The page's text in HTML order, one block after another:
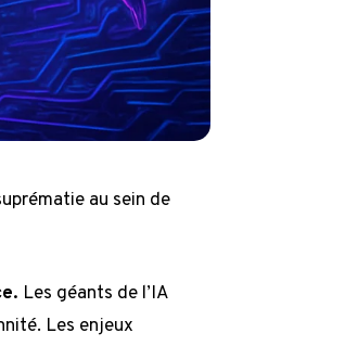
au sein de
Les géants de l’IA
Les enjeux